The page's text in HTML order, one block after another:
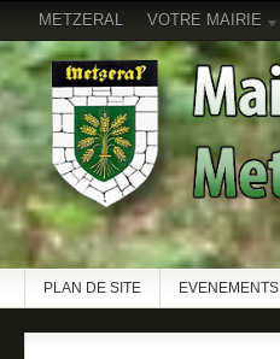
METZERAL VOTRE MAIRIE
PLAN DE SITE EVENEMENTS